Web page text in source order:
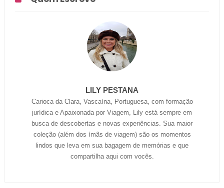
LILY PESTANA
Carioca da Clara, Vascaína, Portuguesa, com formação
jurídica e Apaixonada por Viagem, Lily está sempre em
busca de descobertas e novas experiências. Sua maior
coleção (além dos ímãs de viagem) são os momentos
lindos que leva em sua bagagem de memórias e que
compartilha aqui com vocês.